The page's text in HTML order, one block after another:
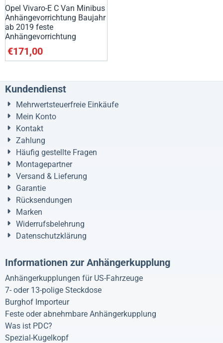
Opel Vivaro-E C Van Minibus
Anhängevorrichtung Baujahr
ab 2019 feste
Anhängevorrichtung
€171,00
Kundendienst
Mehrwertsteuerfreie Einkäufe
Mein Konto
Kontakt
Zahlung
Häufig gestellte Fragen
Montagepartner
Versand & Lieferung
Garantie
Rücksendungen
Marken
Widerrufsbelehrung
Datenschutzklärung
Informationen zur Anhängerkupplung
Anhängerkupplungen für US-Fahrzeuge
7- oder 13-polige Steckdose
Burghof Importeur
Feste oder abnehmbare Anhängerkupplung
Was ist PDC?
Spezial-Kugelkopf